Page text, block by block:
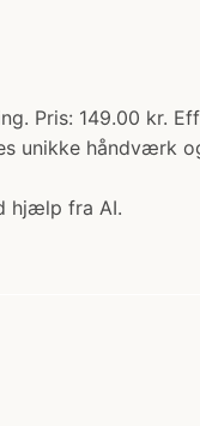
Pris: 149.00 kr.
unikke håndværk
hjælp fra AI.